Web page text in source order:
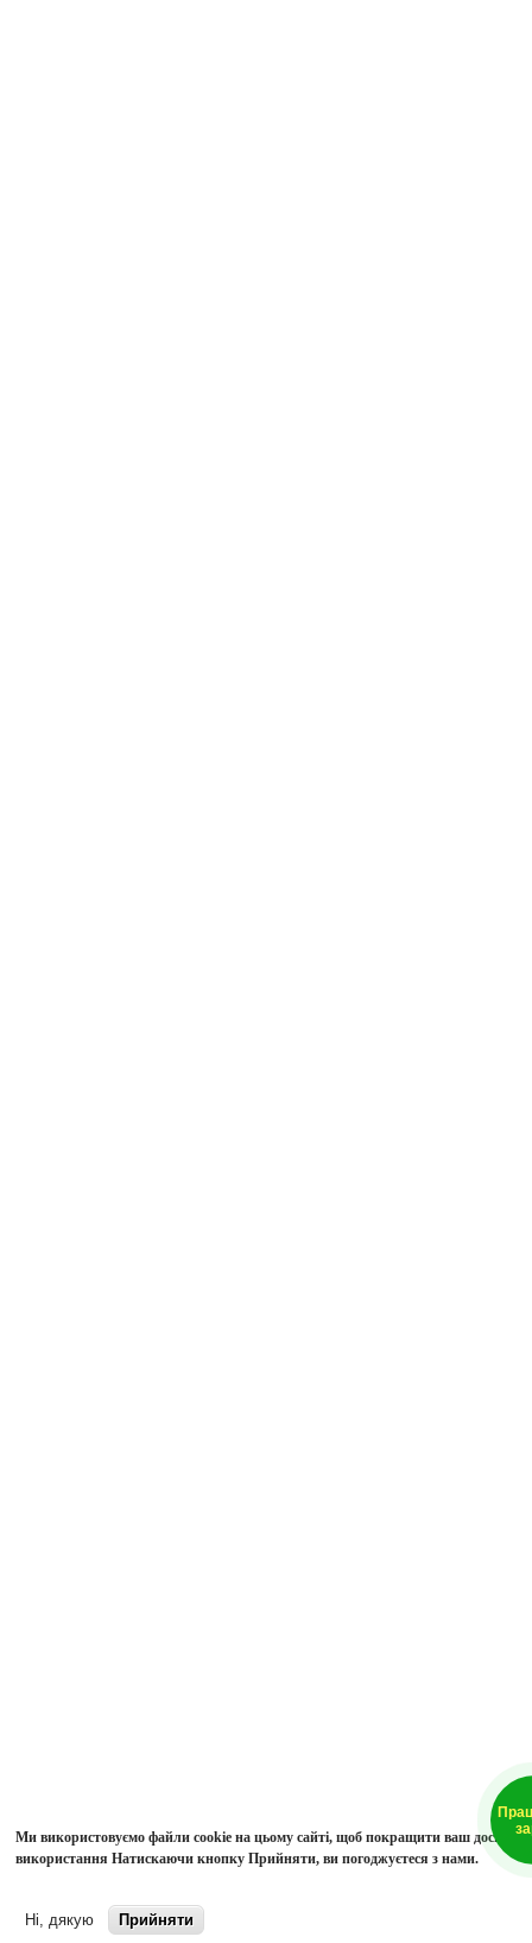
Ми використовуємо файли cookie на цьому сайті, щоб покращити ваш досвід
використання Натискаючи кнопку Прийняти, ви погоджуєтеся з нами.
Ні, дякую Прийняти